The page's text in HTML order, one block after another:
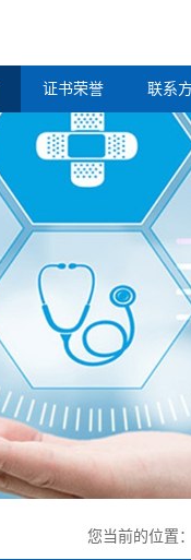
证书荣誉 联系
您当前的位置：